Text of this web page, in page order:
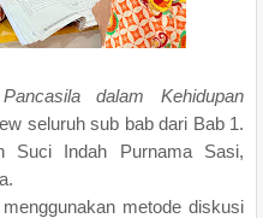
Pancasila dalam Kehidupan
seluruh sub bab dari Bab 1.
Suci Indah Purnama Sasi,
metode diskusi